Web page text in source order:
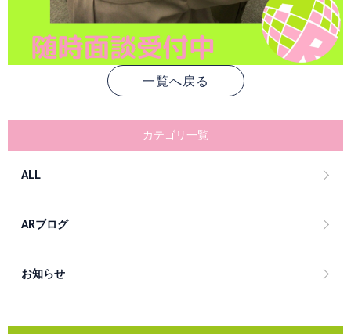
一覧へ戻る
カテゴリ一覧
ALL
ARブログ
お知らせ